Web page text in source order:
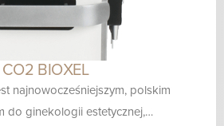
CO2 BIOXEL
najnowocześniejszym, polskim
do ginekologii estetycznej,…